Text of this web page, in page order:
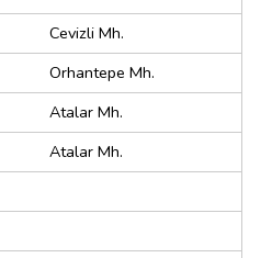
Cevizli Mh.
Orhantepe Mh.
Atalar Mh.
Atalar Mh.